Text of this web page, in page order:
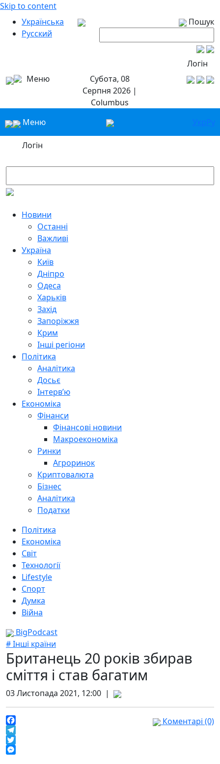
Skip to content
Українська
Русский
Пошук
Логін
Меню
Субота, 08
Серпня 2026 |
Columbus
Меню
УкрРу
Логін
Новини
Останні
Важливі
Україна
Київ
Дніпро
Одеса
Харьків
Захід
Запоріжжя
Крим
Інші регіони
Політика
Аналітика
Досьє
Інтерв’ю
Економіка
Фінанси
Фінансові новини
Макроекономіка
Ринки
Агроринок
Криптовалюта
Бізнес
Аналітика
Податки
Політика
Економіка
Світ
Технології
Lifestyle
Спорт
Думка
Війна
BigPodcast
# Інші країни
Британець 20 років збирав
сміття і став багатим
03 Листопада 2021, 12:00 |
Facebook
Telegram
Twitter
Коментарі (0)